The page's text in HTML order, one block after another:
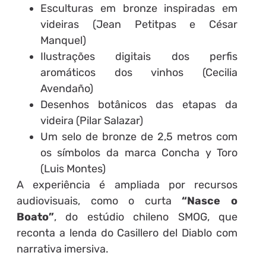
Esculturas em bronze inspiradas em
videiras (Jean Petitpas e César
Manquel)
Ilustrações digitais dos perfis
aromáticos dos vinhos (Cecilia
Avendaño)
Desenhos botânicos das etapas da
videira (Pilar Salazar)
Um selo de bronze de 2,5 metros com
os símbolos da marca Concha y Toro
(Luis Montes)
A experiência é ampliada por recursos
audiovisuais, como o curta“Nasce o
Boato”, do estúdio chileno SMOG, que
reconta a lenda do Casillero del Diablo com
narrativa imersiva.